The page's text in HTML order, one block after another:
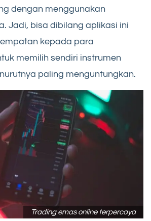
dengan menggunakan
Jadi, bisa dibilang aplikasi ini
kepada para
memilih sendiri instrumen
paling menguntungkan.
Trading emas online terpercaya